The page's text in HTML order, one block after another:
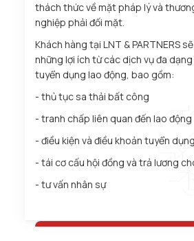
thách thức về mặt pháp lý và
nghiệp phải đối mặt.
Khách hàng tại LNT & PARTNERS
những lợi ích từ các dịch vụ đa
tuyển dụng lao động, bao gồm:
- thủ tục sa thải bất công
- tranh chấp liên quan đến lao động
- điều kiện và điều khoản tuyển dụng
- tái cơ cấu hội đồng và trả lương
- tư vấn nhân sự